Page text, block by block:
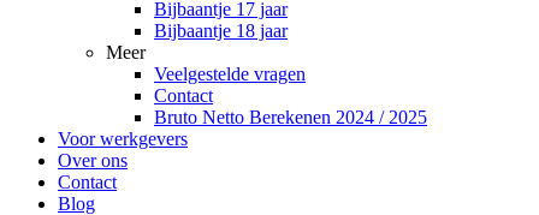
Bijbaantje 17 jaar
Bijbaantje 18 jaar
Meer
Veelgestelde vragen
Contact
Bruto Netto Berekenen 2024 / 2025
Voor werkgevers
Over ons
Contact
Blog